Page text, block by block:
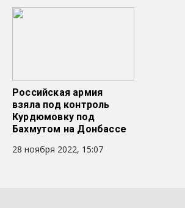
Российская армия
взяла под контроль
Курдюмовку под
Бахмутом на Донбассе
28 ноября 2022, 15:07